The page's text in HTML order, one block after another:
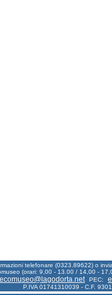
telefonare (0323.89622) o
(orari: 9,00 - 13.00 / 14,00 -
ecomuseo@lagodorta.net PEC:
P.IVA 01741310039 - C.F.